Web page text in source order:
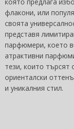
флакони, или
своята
представя
парфюмери, което
атрактивни
тези, които търсят
ориенталски
и уникалния стил.